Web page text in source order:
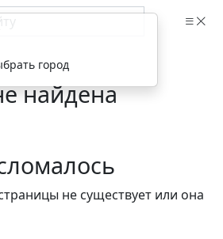
найдена
не существует или она
город